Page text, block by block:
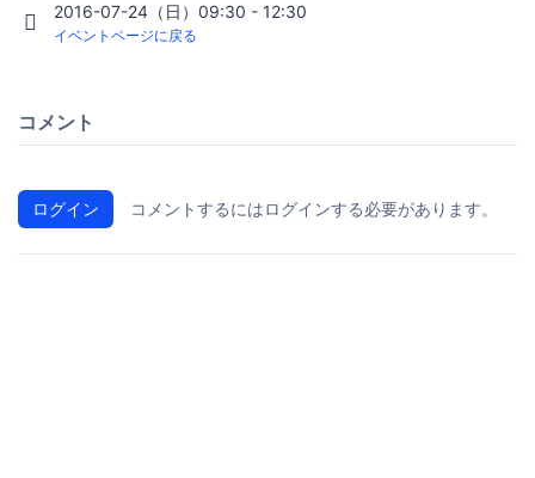
2016-07-24（日）09:30 - 12:30
イベントページに戻る
コメント
ログイン コメントするにはログインする必要があります。